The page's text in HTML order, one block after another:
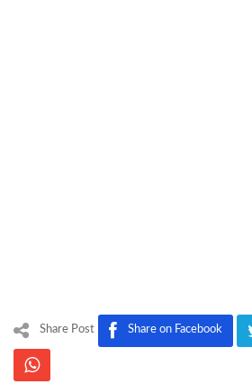
Share Post Share on Facebook